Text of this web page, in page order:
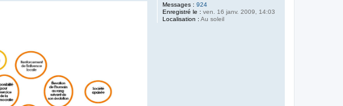
Messages : 924
Enregistré le : ven. 16 janv. 2009, 14:03
Localisation : Au soleil